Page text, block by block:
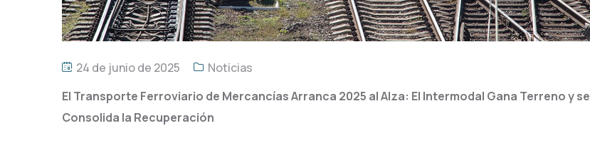
24 de junio de 2025
Noticias
El Transporte Ferroviario de Mercancías Arranca 2025 al Alza: El Intermodal Gana Terreno y se
Consolida la Recuperación